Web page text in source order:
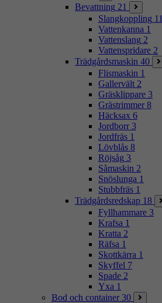
Bevattning 21
Slangkoppling 11
Vattenkanna 1
Vattenslang 2
Vattenspridare 2
Trädgårdsmaskin 40
Flismaskin 1
Gallervält 2
Gräsklippare 3
Grästrimmer 8
Häcksax 6
Jordborr 3
Jordfräs 1
Lövblås 8
Röjsåg 3
Såmaskin 2
Snöslunga 1
Stubbfräs 1
Trädgårdsredskap 18
Fyllhammare 3
Krafsa 1
Kratta 2
Räfsa 1
Skottkärra 1
Skyffel 7
Spade 2
Yxa 1
Bod och container 30